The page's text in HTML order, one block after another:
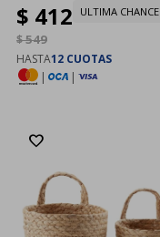
$ 412
$549
ULTIMA CHANCE
HASTA12 CUOTAS
|
|